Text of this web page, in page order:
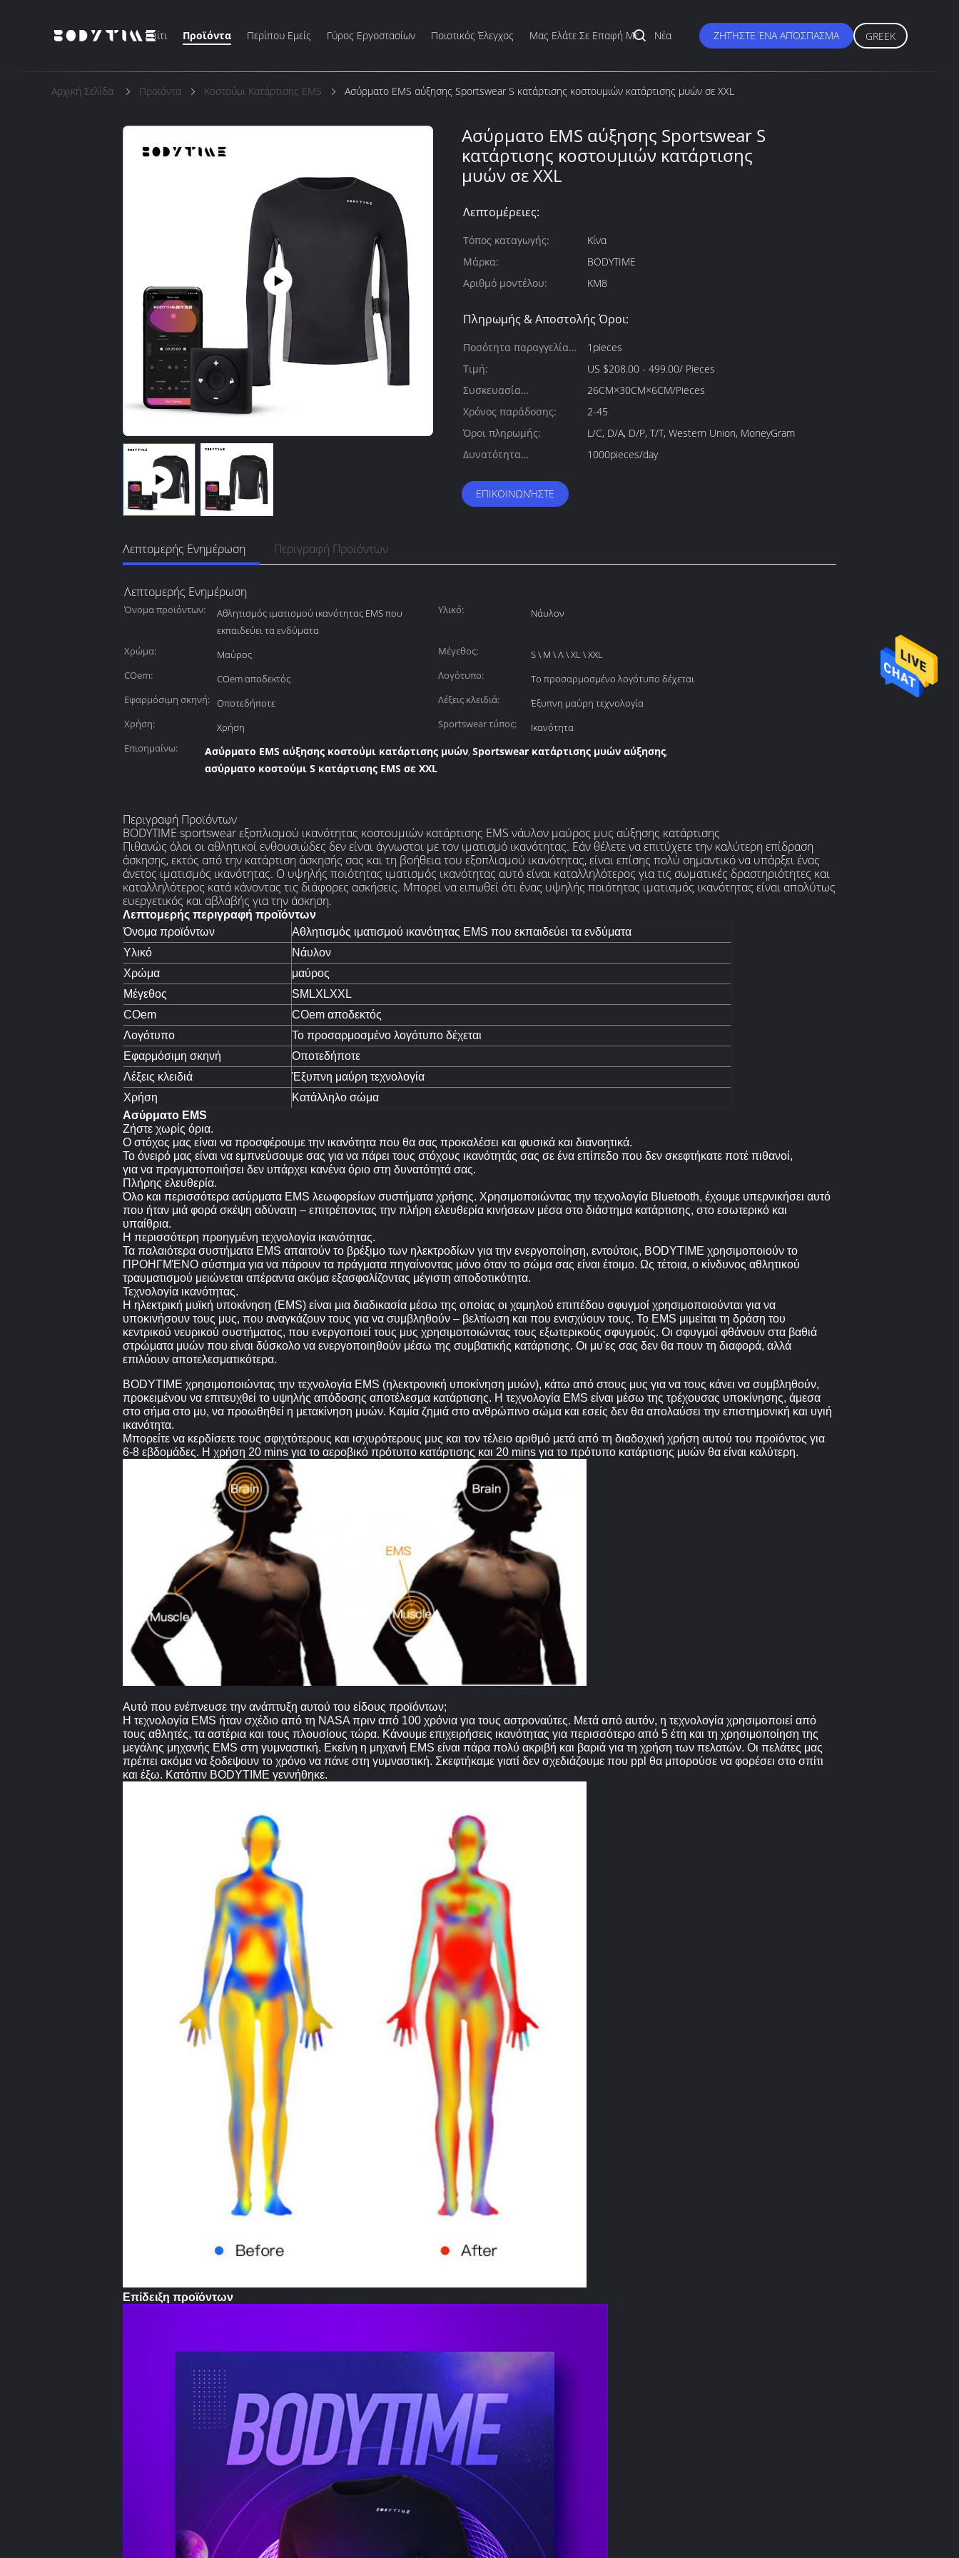
Σπίτι Προϊόντα Περίπου Εμείς Γύρος Εργοστασίων Ποιοτικός Έλεγχος Μας Ελάτε Σε Επαφή Με Νέα ΖΗΤΉΣΤΕ ΈΝΑ ΑΠΌΣΠΑΣΜΑ GREEK
Αρχική Σελίδα Προϊόντα Κοστούμι Κατάρτισης EMS Ασύρματο EMS αύξησης Sportswear S κατάρτισης κοστουμιών κατάρτισης μυών σε XXL
Ασύρματο EMS αύξησης Sportswear S
κατάρτισης κοστουμιών κατάρτισης
μυών σε XXL
Λεπτομέρειες:
Τόπος καταγωγής:
Κίνα
Μάρκα:
BODYTIME
Αριθμό μοντέλου:
KM8
Πληρωμής & Αποστολής Όροι:
Ποσότητα παραγγελίας
min:
1pieces
Τιμή:
US $208.00 - 499.00/ Pieces
Συσκευασία
λεπτομέρειες:
26CM×30CM×6CM/Pieces
Χρόνος παράδοσης:
2-45
Όροι πληρωμής:
L/C, D/A, D/P, T/T, Western Union, MoneyGram
Δυνατότητα
1000pieces/day
ΕΠΙΚΟΙΝΩΝΉΣΤΕ
Λεπτομερής Ενημέρωση Περιγραφή Προϊόντων
Λεπτομερής Ενημέρωση
Όνομα προϊόντων:
Αθλητισμός ιματισμού ικανότητας EMS που
εκπαιδεύει τα ενδύματα
Υλικό: Νάυλον
Χρώμα: Μαύρος Μέγεθος:
S \ Μ \ Λ \ XL \ XXL
COem:
COem αποδεκτός Λογότυπο:
Το προσαρμοσμένο λογότυπο δέχεται
Εφαρμόσιμη σκηνή: Οποτεδήποτε Λέξεις κλειδιά:
Έξυπνη μαύρη τεχνολογία
Χρήση:
Χρήση Sportswear τύπος:
Ικανότητα
Επισημαίνω:
Ασύρματο EMS αύξησης κοστούμι κατάρτισης μυών,Sportswear κατάρτισης μυών αύξησης,
ασύρματο κοστούμι S κατάρτισης EMS σε XXL
Περιγραφή Προϊόντων
BODYTIME sportswear εξοπλισμού ικανότητας κοστουμιών κατάρτισης EMS νάυλον μαύρος μυς αύξησης κατάρτισης
Πιθανώς όλοι οι αθλητικοί ενθουσιώδες δεν είναι άγνωστοι με τον ιματισμό ικανότητας. Εάν θέλετε να επιτύχετε την καλύτερη επίδραση
άσκησης, εκτός από την κατάρτιση άσκησής σας και τη βοήθεια του εξοπλισμού ικανότητας, είναι επίσης πολύ σημαντικό να υπάρξει ένας
άνετος ιματισμός ικανότητας. Ο υψηλής ποιότητας ιματισμός ικανότητας αυτό είναι καταλληλότερος για τις σωματικές δραστηριότητες και
καταλληλότερος κατά κάνοντας τις διάφορες ασκήσεις. Μπορεί να ειπωθεί ότι ένας υψηλής ποιότητας ιματισμός ικανότητας είναι απολύτως
ευεργετικός και αβλαβής για την άσκηση.
Λεπτομερής περιγραφή προϊόντων
Όνομα προϊόντων
Αθλητισμός ιματισμού ικανότητας EMS που εκπαιδεύει τα ενδύματα
Υλικό
Νάυλον
Χρώμα
μαύρος
Μέγεθος
SMLXLXXL
COem
COem αποδεκτός
Λογότυπο
Το προσαρμοσμένο λογότυπο δέχεται
Εφαρμόσιμη σκηνή
Οποτεδήποτε
Λέξεις κλειδιά
Έξυπνη μαύρη τεχνολογία
Χρήση
Κατάλληλο σώμα
Ασύρματο EMS
Ζήστε χωρίς όρια.
Ο στόχος μας είναι να προσφέρουμε την ικανότητα που θα σας προκαλέσει και φυσικά και διανοητικά.
Το όνειρό μας είναι να εμπνεύσουμε σας για να πάρει τους στόχους ικανότητάς σας σε ένα επίπεδο που δεν σκεφτήκατε ποτέ πιθανοί,
για να πραγματοποιήσει δεν υπάρχει κανένα όριο στη δυνατότητά σας.
Πλήρης ελευθερία.
Όλο και περισσότερα ασύρματα EMS λεωφορείων συστήματα χρήσης. Χρησιμοποιώντας την τεχνολογία Bluetooth, έχουμε υπερνικήσει αυτό
που ήταν μιά φορά σκέψη αδύνατη – επιτρέποντας την πλήρη ελευθερία κινήσεων μέσα στο διάστημα κατάρτισης, στο εσωτερικό και
υπαίθρια.
Η περισσότερη προηγμένη τεχνολογία ικανότητας.
Τα παλαιότερα συστήματα EMS απαιτούν το βρέξιμο των ηλεκτροδίων για την ενεργοποίηση, εντούτοις, BODYTIME χρησιμοποιούν το
ΠΡΟΗΓΜΈΝΟ σύστημα για να πάρουν τα πράγματα πηγαίνοντας μόνο όταν το σώμα σας είναι έτοιμο. Ως τέτοια, ο κίνδυνος αθλητικού
τραυματισμού μειώνεται απέραντα ακόμα εξασφαλίζοντας μέγιστη αποδοτικότητα.
Τεχνολογία ικανότητας.
Η ηλεκτρική μυϊκή υποκίνηση (EMS) είναι μια διαδικασία μέσω της οποίας οι χαμηλού επιπέδου σφυγμοί χρησιμοποιούνται για να
υποκινήσουν τους μυς, που αναγκάζουν τους για να συμβληθούν – βελτίωση και που ενισχύουν τους. Το EMS μιμείται τη δράση του
κεντρικού νευρικού συστήματος, που ενεργοποιεί τους μυς χρησιμοποιώντας τους εξωτερικούς σφυγμούς. Οι σφυγμοί φθάνουν στα βαθιά
στρώματα μυών που είναι δύσκολο να ενεργοποιηθούν μέσω της συμβατικής κατάρτισης. Οι μυ'ες σας δεν θα πουν τη διαφορά, αλλά
επιλύουν αποτελεσματικότερα.
BODYTIME χρησιμοποιώντας την τεχνολογία EMS (ηλεκτρονική υποκίνηση μυών), κάτω από στους μυς για να τους κάνει να συμβληθούν,
προκειμένου να επιτευχθεί το υψηλής απόδοσης αποτέλεσμα κατάρτισης. Η τεχνολογία EMS είναι μέσω της τρέχουσας υποκίνησης, άμεσα
στο σήμα στο μυ, να προωθηθεί η μετακίνηση μυών. Καμία ζημιά στο ανθρώπινο σώμα και εσείς δεν θα απολαύσει την επιστημονική και υγιή
ικανότητα.
Μπορείτε να κερδίσετε τους σφιχτότερους και ισχυρότερους μυς και τον τέλειο αριθμό μετά από τη διαδοχική χρήση αυτού του προϊόντος για
6-8 εβδομάδες. Η χρήση 20 mins για το αεροβικό πρότυπο κατάρτισης και 20 mins για το πρότυπο κατάρτισης μυών θα είναι καλύτερη.
Αυτό που ενέπνευσε την ανάπτυξη αυτού του είδους προϊόντων;
Η τεχνολογία EMS ήταν σχέδιο από τη NASA πριν από 100 χρόνια για τους αστροναύτες. Μετά από αυτόν, η τεχνολογία χρησιμοποιεί από
τους αθλητές, τα αστέρια και τους πλουσίους τώρα. Κάνουμε επιχειρήσεις ικανότητας για περισσότερο από 5 έτη και τη χρησιμοποίηση της
μεγάλης μηχανής EMS στη γυμναστική. Εκείνη η μηχανή EMS είναι πάρα πολύ ακριβή και βαριά για τη χρήση των πελατών. Οι πελάτες μας
πρέπει ακόμα να ξοδεψουν το χρόνο να πάνε στη γυμναστική. Σκεφτήκαμε γιατί δεν σχεδιάζουμε που ppl θα μπορούσε να φορέσει στο σπίτι
και έξω. Κατόπιν BODYTIME γεννήθηκε.
Επίδειξη προϊόντων